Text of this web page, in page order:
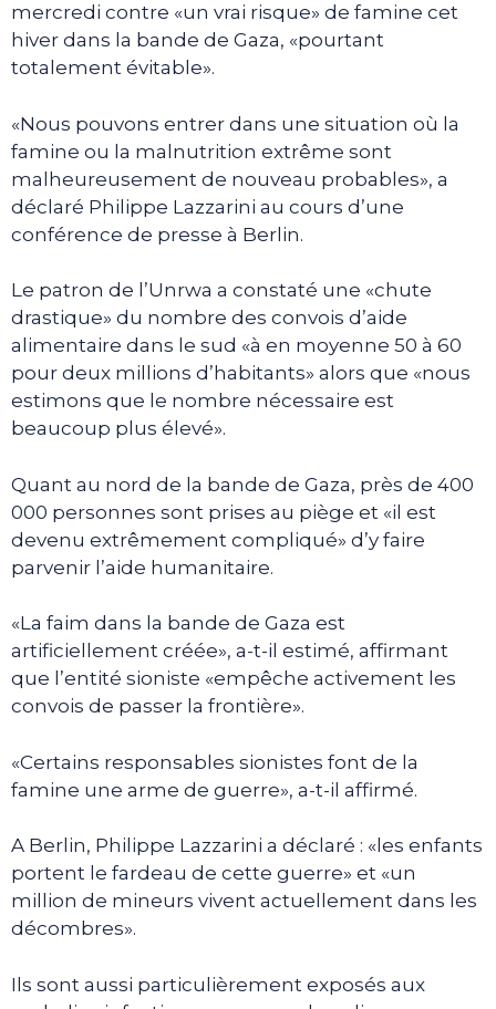
mercredi contre «un vrai risque» de famine cet
hiver dans la bande de Gaza, «pourtant
totalement évitable».
«Nous pouvons entrer dans une situation où la
famine ou la malnutrition extrême sont
malheureusement de nouveau probables», a
déclaré Philippe Lazzarini au cours d’une
conférence de presse à Berlin.
Le patron de l’Unrwa a constaté une «chute
drastique» du nombre des convois d’aide
alimentaire dans le sud «à en moyenne 50 à 60
pour deux millions d’habitants» alors que «nous
estimons que le nombre nécessaire est
beaucoup plus élevé».
Quant au nord de la bande de Gaza, près de 400
000 personnes sont prises au piège et «il est
devenu extrêmement compliqué» d’y faire
parvenir l’aide humanitaire.
«La faim dans la bande de Gaza est
artificiellement créée», a-t-il estimé, affirmant
que l’entité sioniste «empêche activement les
convois de passer la frontière».
«Certains responsables sionistes font de la
famine une arme de guerre», a-t-il affirmé.
A Berlin, Philippe Lazzarini a déclaré : «les enfants
portent le fardeau de cette guerre» et «un
million de mineurs vivent actuellement dans les
décombres».
Ils sont aussi particulièrement exposés aux